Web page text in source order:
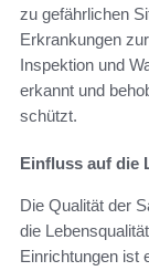
zu gefährlichen
Erkrankungen
Inspektion und
erkannt und
schützt.
Einfluss auf die
Die Qualität der
die
Einrichtungen ist